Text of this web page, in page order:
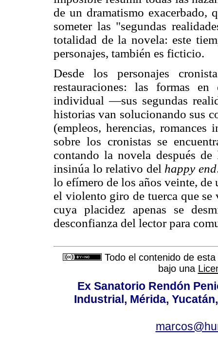
de un dramatismo exacerbado,
someter las "segundas
totalidad de la novela: este
personajes, también es ficticio.
Desde los personajes
restauraciones: las formas
individual —sus segundas
historias van solucionando sus
(empleos, herencias, romances
sobre los cronistas se
contando la novela después
insinúa lo relativo del happy
lo efímero de los años veinte,
el violento giro de tuerca que
cuya placidez apenas se
desconfianza del lector para
Todo el contenido de
bajo una
Ex Sanatorio Rendón
Industrial, Mérida,